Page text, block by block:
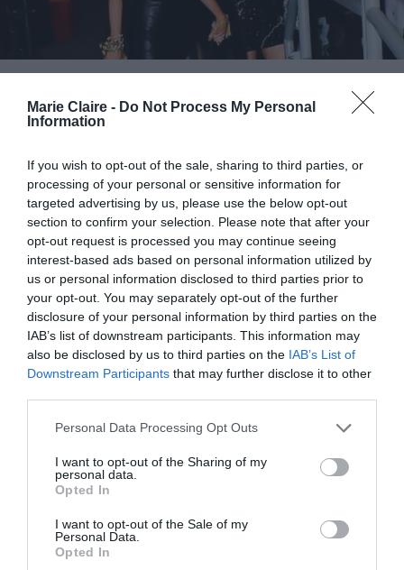
Marie Claire - Do Not Process My Personal
Information
If you wish to opt-out of the sale, sharing to third parties, or
processing of your personal or sensitive information for
targeted advertising by us, please use the below opt-out
section to confirm your selection. Please note that after your
opt-out request is processed you may continue seeing
interest-based ads based on personal information utilized by
us or personal information disclosed to third parties prior to
your opt-out. You may separately opt-out of the further
disclosure of your personal information by third parties on the
IAB’s list of downstream participants. This information may
also be disclosed by us to third parties on the IAB’s List of
Downstream Participants that may further disclose it to other
Personal Data Processing Opt Outs
I want to opt-out of the Sharing of my
personal data.
Opted In
I want to opt-out of the Sale of my
Personal Data.
Opted In
H Blake Lively και o Ryan Reynolds απουσίασαν
από τον γάμο της Taylor Swift και του Travis Kelce
ByMcteam